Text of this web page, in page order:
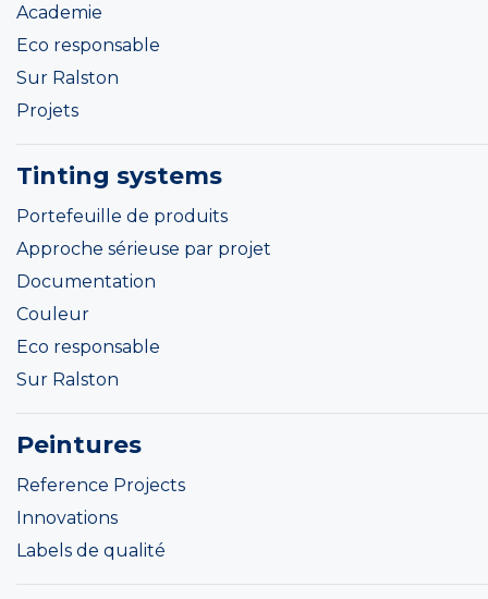
Academie
Eco responsable
Sur Ralston
Projets
Tinting systems
Portefeuille de produits
Approche sérieuse par projet
Documentation
Couleur
Eco responsable
Sur Ralston
Peintures
Reference Projects
Innovations
Labels de qualité